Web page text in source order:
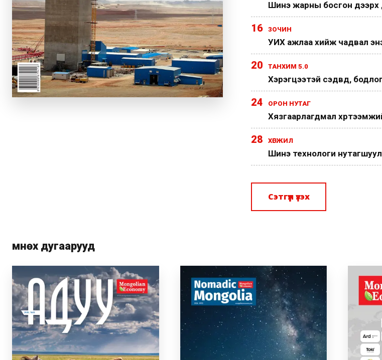
Шинэ жарны босгон дээрх
16 ЗОЧИН
УИХ ажлаа хийж чадвал
20 ТАНХИМ 5.0
Хэрэгцээтэй сэдвүүд,
24 ОРОН НУТАГ
Хязгаарлагдмал
28 ХӨГЖИЛ
Шинэ технологи
Сэтгүүл үзэх
Өмнөх дугаарууд